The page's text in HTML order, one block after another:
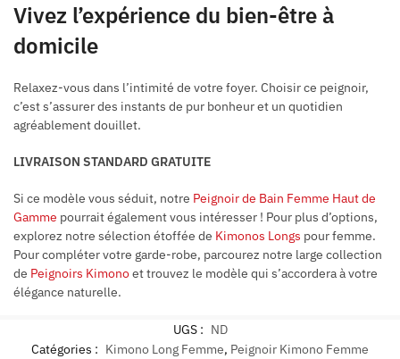
Vivez l’expérience du bien-être à
domicile
Relaxez-vous dans l’intimité de votre foyer. Choisir ce peignoir,
c’est s’assurer des instants de pur bonheur et un quotidien
agréablement douillet.
LIVRAISON STANDARD GRATUITE
Si ce modèle vous séduit, notre Peignoir de Bain Femme Haut de
Gamme pourrait également vous intéresser ! Pour plus d’options,
explorez notre sélection étoffée de Kimonos Longs pour femme.
Pour compléter votre garde-robe, parcourez notre large collection
de Peignoirs Kimonoet trouvez le modèle qui s’accordera à votre
élégance naturelle.
UGS : ND
Catégories : Kimono Long Femme, Peignoir Kimono Femme